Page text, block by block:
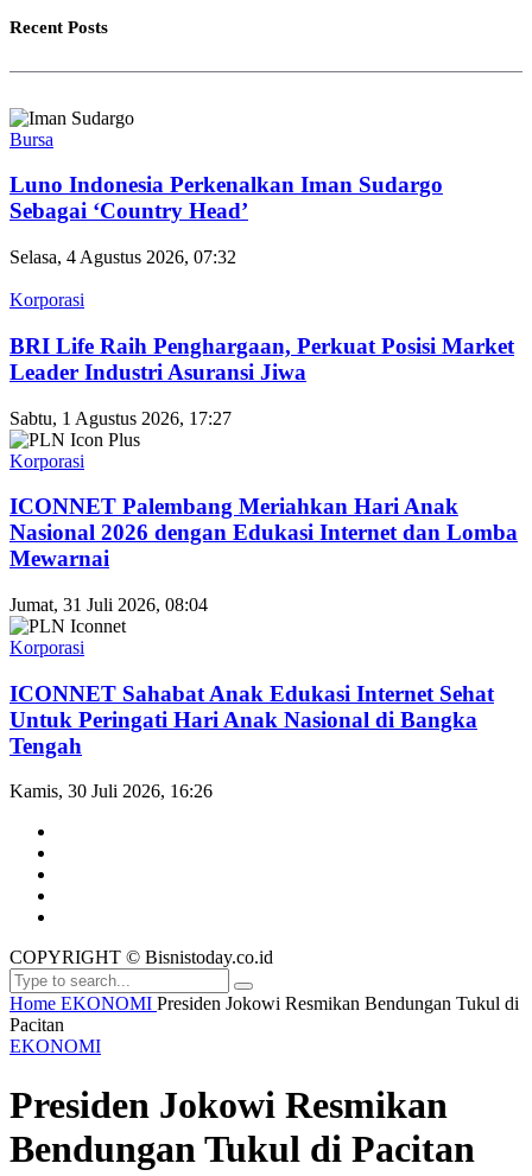
Recent Posts
Bursa
Luno Indonesia Perkenalkan Iman Sudargo
Sebagai ‘Country Head’
Selasa, 4 Agustus 2026, 07:32
Korporasi
BRI Life Raih Penghargaan, Perkuat Posisi Market
Leader Industri Asuransi Jiwa
Sabtu, 1 Agustus 2026, 17:27
Korporasi
ICONNET Palembang Meriahkan Hari Anak
Nasional 2026 dengan Edukasi Internet dan Lomba
Mewarnai
Jumat, 31 Juli 2026, 08:04
Korporasi
ICONNET Sahabat Anak Edukasi Internet Sehat
Untuk Peringati Hari Anak Nasional di Bangka
Tengah
Kamis, 30 Juli 2026, 16:26
COPYRIGHT © Bisnistoday.co.id
Home EKONOMI Presiden Jokowi Resmikan Bendungan Tukul di
Pacitan
EKONOMI
Presiden Jokowi Resmikan
Bendungan Tukul di Pacitan